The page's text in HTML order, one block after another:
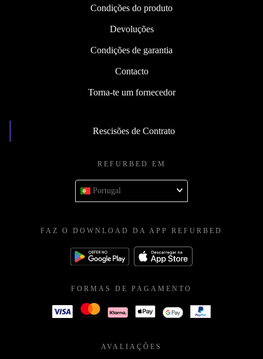
Condições do produto
Devoluções
Condições de garantia
Contacto
Torna-te um fornecedor
Rescisões de Contrato
REFURBED EM
Portugal
FAZ O DOWNLOAD DA APP REFURBED
FORMAS DE PAGAMENTO
AVALIAÇÕES